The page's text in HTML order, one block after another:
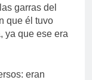
garras del
que él tuvo
ya que ese era
eran